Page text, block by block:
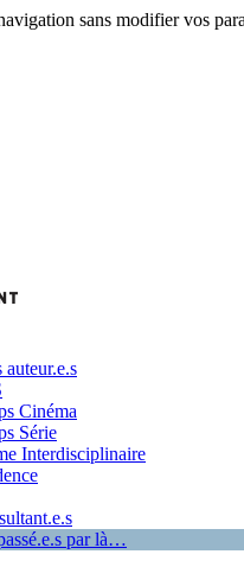
sans modifier vos
Cinéma
Série
Interdisciplinaire
par là…